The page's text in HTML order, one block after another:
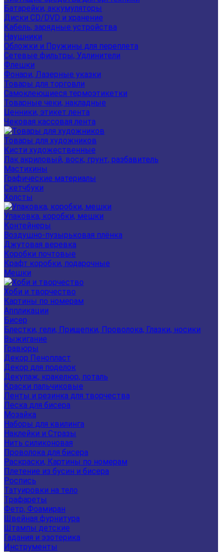
Батарейки, аккумуляторы
Диски CD/DVD и хранение
Кабель, зарядные устройства
Наушники
Обложки и Пружины для переплета
Сетевые фильтры, Удлинители
Флешки
Фонари, Лазерные указки
Товары для торговли
Самоклеющиеся термоэтикетки
Товарные чеки, накладные
Ценники, этикет лента
Чековая кассовая лента
Товары для художников
Кисти художественные
Лак акриловый, воск, грунт, разбавитель
Мастихины
Графические материалы
Скетчбуки
Холсты
Упаковка, коробки, мешки
Контейнеры
Воздушно-пузырьковая плёнка
Джутовая веревка
Коробки почтовые
Крафт коробки, подарочные
Мешки
Хоби и творчество
Картины по номерам
Аппликации
Бисер
Блестки, гели, Прищепки, Проволока, Глазки, носики
Выжигание
Гравюры
Декор Пенопласт
Декор для поделок
Декупаж, кракелюр, поталь
Краски пальчиковые
Ленты и резинка для творчества
Леска для бисера
Мозайка
Наборы для квилинга
Наклейки и Стразы
Нить силиконовая
Проволока для бисера
Раскраски, Картины по номерам
Плетение из бусин и бисера
Роспись
Татуировки на тело
Трафареты
Фетр, Фоамиран
Швейная фурнитура
Штампы детские
Гадания и эзотерика
Инструменты